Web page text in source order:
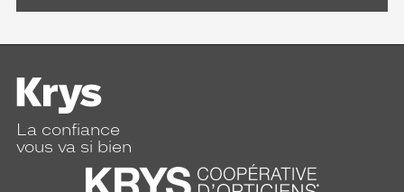
La confiance
vous va si bien